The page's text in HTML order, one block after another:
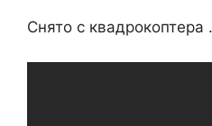
Снято с квадрокоптера .